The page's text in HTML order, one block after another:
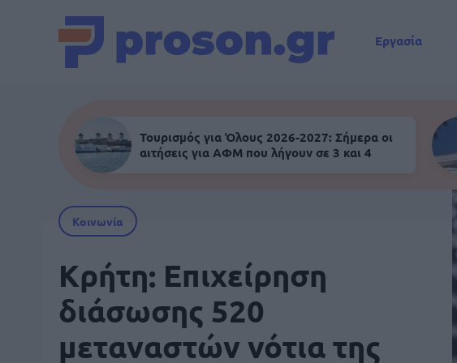
Εργασία
Τουρισμός για Όλους 2026-2027: Σήμερα οι
αιτήσεις για ΑΦΜ που λήγουν σε 3 και 4
Κοινωνία
Κρήτη: Επιχείρηση
διάσωσης 520
μεταναστών νότια της